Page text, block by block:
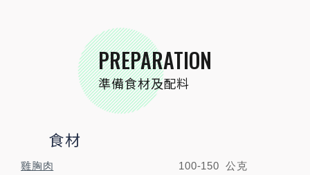
PREPARATION
準備食材及配料
食材
雞胸肉 100-150 公克
小磨坊精選調味
45 毫升
小磨坊麻婆醬 1/5
STEP BY STEP
跟著步驟一起做料理